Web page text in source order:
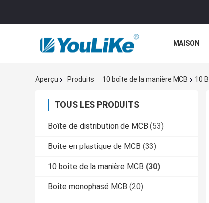
MAISON
Aperçu Produits 10 boîte de la manière MCB 10
TOUS LES PRODUITS
Boîte de distribution de MCB (53)
Boîte en plastique de MCB (33)
10 boîte de la manière MCB (30)
Boîte monophasé MCB (20)